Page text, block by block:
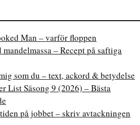
Man – varför floppen
– Recept på saftiga
som du – text, ackord & betydelse
List Säsong 9 (2026) – Bästa
på jobbet – skriv avtackningen